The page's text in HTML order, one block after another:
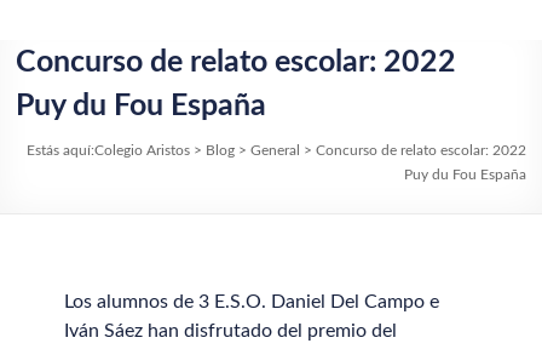
Concurso de relato escolar: 2022
Puy du Fou España
Estás aquí:Colegio Aristos> Blog> General > Concurso de relato escolar: 2022
Puy du Fou España
Los alumnos de 3 E.S.O. Daniel Del Campo e
Iván Sáez han disfrutado del premio del